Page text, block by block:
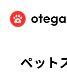
ペット